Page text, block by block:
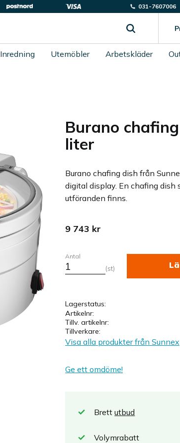
031-7607006
Inredning Utemöbler Arbetskläder
Burano
liter
Burano chafing dish från
digital display. En chafing dish
utföranden finns.
9 743 kr
Antal
st
Lagerstatus
Artikelnr
Tillv. artikelnr
Tillverkare
Visa alla produkter från Sunnex
Ge ett omdöme!
Brettutbud
Volymrabatt